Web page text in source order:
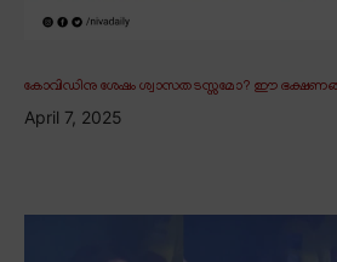
കോവിഡിനു ശേഷം ശ്വാസതടസ്സമോ? ഈ
April 7, 2025